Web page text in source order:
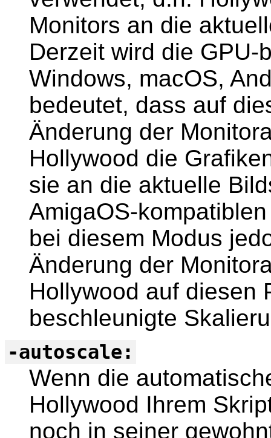
Monitors an die
Derzeit wird die
Windows, macOS,
bedeutet, dass auf
Änderung der
Hollywood die
sie an die aktuelle
AmigaOS-
bei diesem Modus
Änderung der
Hollywood auf diesen
beschleunigte
-autoscale:
Wenn die
Hollywood Ihrem
noch in seiner